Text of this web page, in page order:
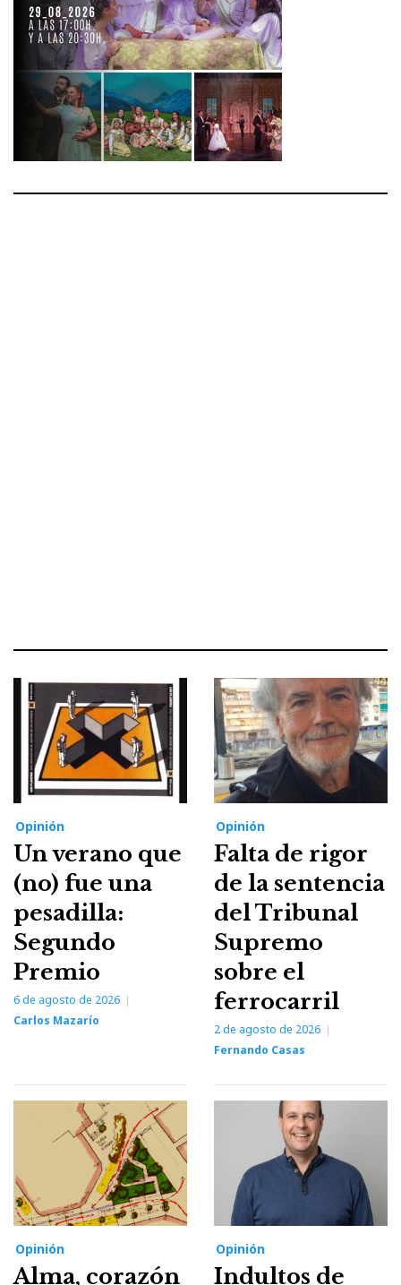
Opinión
Un verano que
(no) fue una
pesadilla:
Segundo
Premio
6 de agosto de 2026
Carlos Mazarío
Opinión
Falta de rigor
de la sentencia
del Tribunal
Supremo
sobre el
ferrocarril
2 de agosto de 2026
Fernando Casas
Opinión
Alma, corazón
Opinión
Indultos de